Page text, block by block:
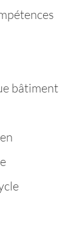
bâtiment